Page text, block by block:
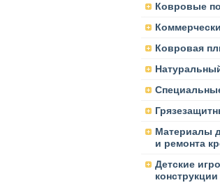
Ковровые
Ковровая
Материалы
и ремонта
Детские
конструкции